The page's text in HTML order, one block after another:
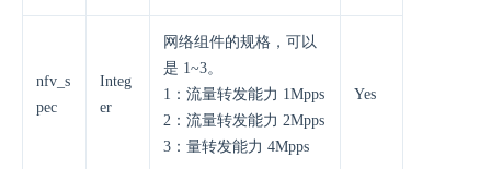
nfv_s
pec
Integ
er
网络组件的规格，可以
是 1~3。
1：流量转发能力 1Mpps
2：流量转发能力 2Mpps
3：量转发能力 4Mpps
Yes